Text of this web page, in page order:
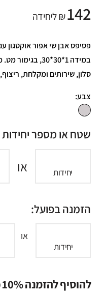
142₪ ליחידה
במידה 1*30*30,
סלון, שירותים ומקלחת,
צבע:
שטח או מספר יחידות
יחידות או
הזמנה בפועל:
יחידות
או
להוסיף להזמנה 10% פחת לחיתוכים ותיקונים?